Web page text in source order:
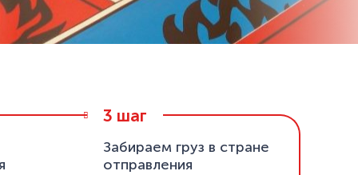
шаг
Забираем груз в стране
отправления